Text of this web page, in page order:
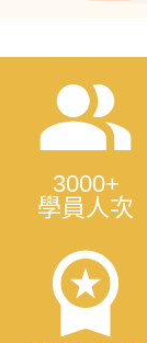
people_alt
3000+
學員人次
workspace_premium